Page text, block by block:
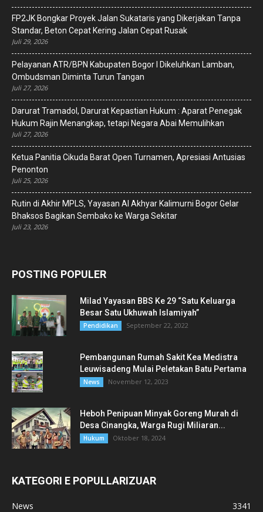
FP2JK Bongkar Proyek Jalan Sukataris yang Dikerjakan Tanpa
Standar, Beton Cepat Kering Jalan Cepat Rusak
Juli 29, 2026
Pelayanan ATR/BPN Kabupaten Bogor I Dikeluhkan Lamban,
Ombudsman Diminta Turun Tangan
Juli 27, 2026
Darurat Tramadol, Darurat Kepastian Hukum : Aparat Penegak
Hukum Rajin Menangkap, tetapi Negara Abai Memulihkan
Juli 27, 2026
Ketua Panitia Cikuda Barat Open Turnamen, Apresiasi Antusias
Penonton
Juli 25, 2026
Rutin di Akhir MPLS, Yayasan Al Akhyar Kalimurni Bogor Gelar
Bhaksos Bagikan Sembako ke Warga Sekitar
Juli 23, 2026
POSTING POPULER
Milad Yayasan BBS Ke 29 “Satu Keluarga
Besar Satu Ukhuwah Islamiyah”
Pendidikan September 22, 2022
Pembangunan Rumah Sakit Kea Medistra
Leuwisadeng Mulai Peletakan Batu Pertama
News November 12, 2023
Heboh Penipuan Minyak Goreng Murah di
Desa Cinangka, Warga Rugi Miliaran...
Hukum Oktober 18, 2024
KATEGORI E POPULLARIZUAR
News
3341